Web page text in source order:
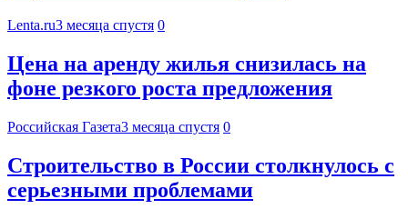
Lenta.ru3 месяца спустя 0
Цена на аренду жилья снизилась на
фоне резкого роста предложения
Российская Газета3 месяца спустя 0
Строительство в России столкнулось с
серьезными проблемами